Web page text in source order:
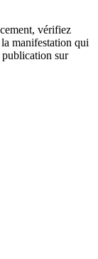
vérifiez
manifestation qui
publication sur